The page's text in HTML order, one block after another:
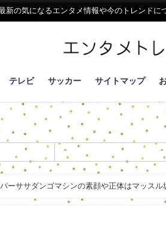
新の気になるエンタメ情報や今のトレンドに
テレビ サッカー サイトマップ
ーササダンゴマシンの素顔や正体はマッスル